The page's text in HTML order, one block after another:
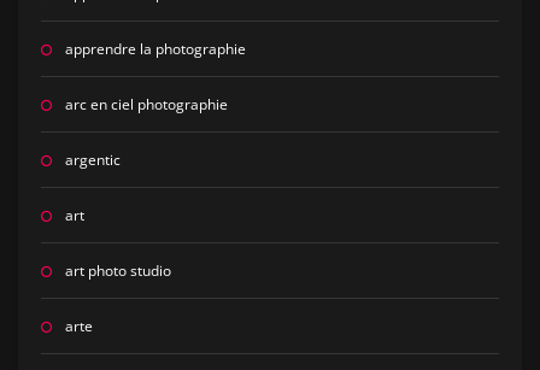
apprendre la photographie
arc en ciel photographie
argentic
art
art photo studio
arte